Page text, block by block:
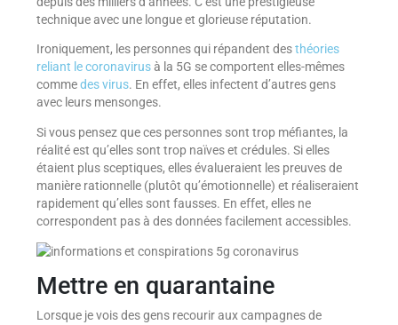
technique avec une longue et glorieuse réputation.
Ironiquement, les personnes qui répandent desthéories
reliant le coronavirusà la 5G se comportent elles-mêmes
commedes virus. En effet, elles infectent d’autres gens
avec leurs mensonges.
Si vous pensez que ces personnes sont trop méfiantes, la
réalité est qu’elles sont trop naïves et crédules. Si elles
étaient plus sceptiques, elles évalueraient les preuves de
manière rationnelle (plutôt qu’émotionnelle) et réaliseraient
rapidement qu’elles sont fausses. En effet, elles ne
correspondent pas à des données facilement accessibles.
Mettre en quarantaine
Lorsque je vois des gens recourir aux campagnes de